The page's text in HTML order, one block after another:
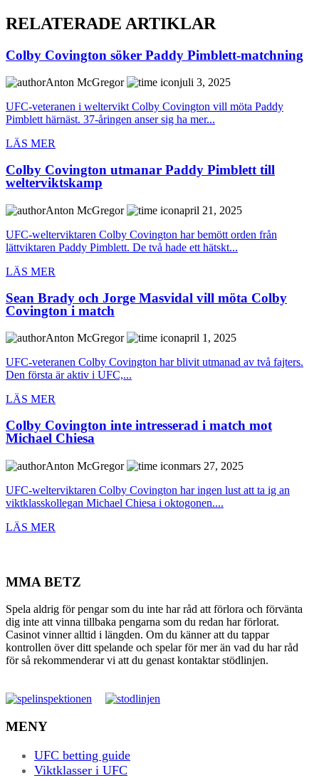
RELATERADE ARTIKLAR
Colby Covington söker Paddy Pimblett-matchning
Anton McGregor
juli 3, 2025
UFC-veteranen i weltervikt Colby Covington vill möta Paddy
Pimblett härnäst. 37-åringen anser sig ha mer...
LÄS MER
Colby Covington utmanar Paddy Pimblett till
welterviktskamp
Anton McGregor
april 21, 2025
UFC-welterviktaren Colby Covington har bemött orden från
lättviktaren Paddy Pimblett. De två hade ett hätskt...
LÄS MER
Sean Brady och Jorge Masvidal vill möta Colby
Covington i match
Anton McGregor
april 1, 2025
UFC-veteranen Colby Covington har blivit utmanad av två fajters.
Den första är aktiv i UFC,...
LÄS MER
Colby Covington inte intresserad i match mot
Michael Chiesa
Anton McGregor
mars 27, 2025
UFC-welterviktaren Colby Covington har ingen lust att ta ig an
viktklasskollegan Michael Chiesa i oktogonen....
LÄS MER
MMA BETZ
Spela aldrig för pengar som du inte har råd att förlora och förvänta
dig inte att vinna tillbaka pengarna som du redan har förlorat.
Casinot vinner alltid i längden. Om du känner att du tappar
kontrollen över ditt spelande och spelar för mer än vad du har råd
för så rekommenderar vi att du genast kontaktar stödlinjen.
MENY
UFC betting guide
Viktklasser i UFC